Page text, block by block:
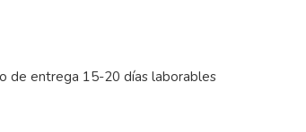
de entrega 15-20 días laborables